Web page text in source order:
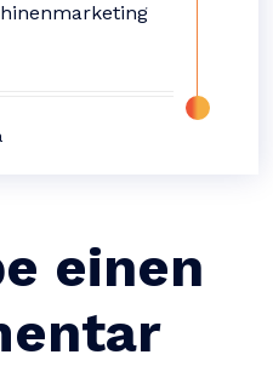
einen